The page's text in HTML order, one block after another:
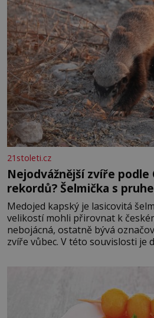
21stoleti.cz
Nejodvážnější zvíře
rekordů? Šelmička s
Medojed kapský je lasicovitá
velikostí mohli přirovnat k
nebojácná, ostatně bývá
zvíře vůbec. V této souvislosti je